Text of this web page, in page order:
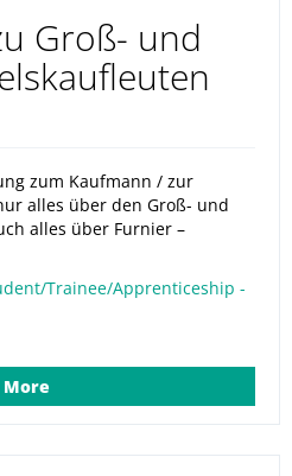
Groß- und
zum Kaufmann / zur
alles über den Groß- und
alles über Furnier –
Trainee/Apprenticeship -
More